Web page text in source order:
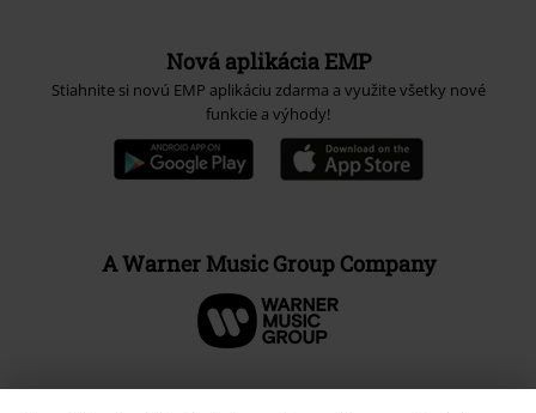
Nová aplikácia EMP
Stiahnite si novú EMP aplikáciu zdarma a využite všetky nové
funkcie a výhody!
A Warner Music Group Company